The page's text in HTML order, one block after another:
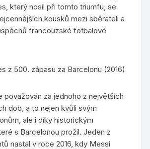
který nosil při tomto triumfu, se
kousků mezi sběrateli a
francouzské fotbalové
z 500. zápasu za Barcelonu (2016)
považován za jednoho z největších
dob, a to nejen kvůli svým
ale i díky historickým
s Barcelonou prožil. Jeden z
nastal v roce 2016, kdy Messi